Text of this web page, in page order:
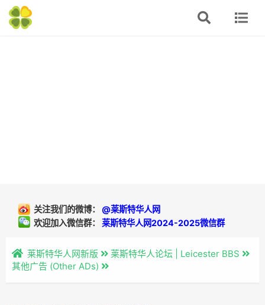
关注我们的微博： @莱斯特华人网
欢迎加入微信群： 莱斯特华人网2024-2025微信群
莱斯特华人网新版
莱斯特华人论坛 | Leicester BBS
其他广告 (Other ADs)